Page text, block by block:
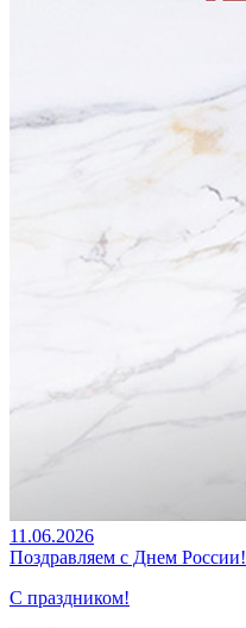
11.06.2026
Поздравляем с Днем России!
С праздником!